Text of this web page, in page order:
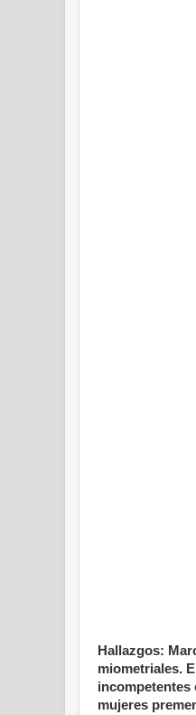
Hallazgos:
miometriales.
incompetentes
mujeres